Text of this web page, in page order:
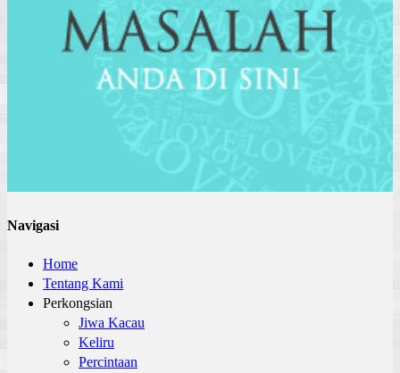
Navigasi
Home
Tentang Kami
Perkongsian
Jiwa Kacau
Keliru
Percintaan